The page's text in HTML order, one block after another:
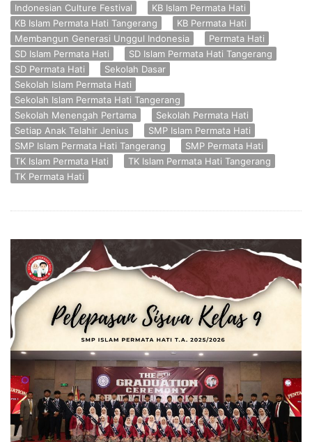
Indonesian Culture Festival
KB Islam Permata Hati
KB Islam Permata Hati Tangerang
KB Permata Hati
Membangun Generasi Unggul Indonesia
Permata Hati
SD Islam Permata Hati
SD Islam Permata Hati Tangerang
SD Permata Hati
Sekolah Dasar
Sekolah Islam Permata Hati
Sekolah Islam Permata Hati Tangerang
Sekolah Menengah Pertama
Sekolah Permata Hati
Setiap Anak Telahir Jenius
SMP Islam Permata Hati
SMP Islam Permata Hati Tangerang
SMP Permata Hati
TK Islam Permata Hati
TK Islam Permata Hati Tangerang
TK Permata Hati